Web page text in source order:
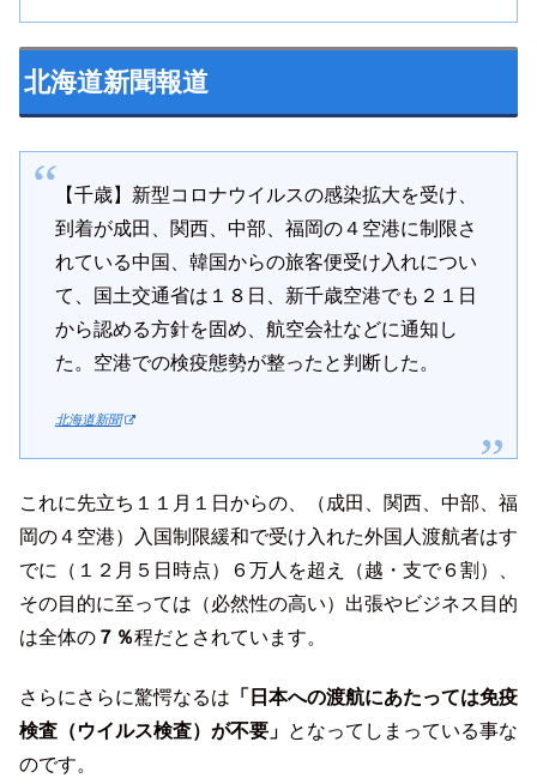
北海道新聞報道
【千歳】新型コロナウイルスの感染拡大を受け、
到着が成田、関西、中部、福岡の４空港に制限さ
れている中国、韓国からの旅客便受け入れについ
て、国土交通省は１８日、新千歳空港でも２１日
から認める方針を固め、航空会社などに通知し
た。空港での検疫態勢が整ったと判断した。
北海道新聞
これに先立ち１１月１日からの、（成田、関西、中部、福
岡の４空港）入国制限緩和で受け入れた外国人渡航者はす
でに（１２月５日時点）６万人を超え（越・支で６割）、
その目的に至っては（必然性の高い）出張やビジネス目的
は全体の ７％程だとされています。
さらにさらに驚愕なるは 「日本への渡航にあたっては免疫
検査（ウイルス検査）が不要」 となってしまっている事な
のです。